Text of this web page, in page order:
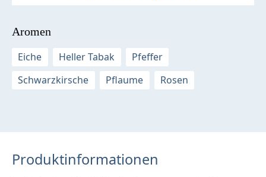
Aromen
Eiche
Heller Tabak
Pfeffer
Schwarzkirsche
Pflaume Rosen
Produktinformationen